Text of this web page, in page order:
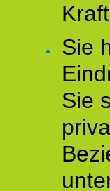
Sie
Sie